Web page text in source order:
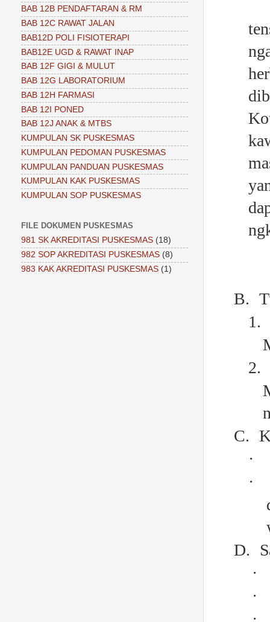
B.
1.
2.
C.
·
·
D.
·
·
BAB 12B PENDAFTARAN & RM
BAB 12C RAWAT JALAN
BAB12D POLI FISIOTERAPI
BAB12E UGD & RAWAT INAP
BAB 12F GIGI & MULUT
BAB 12G LABORATORIUM
BAB 12H FARMASI
BAB 12I PONED
BAB 12J ANAK & MTBS
KUMPULAN SK PUSKESMAS
KUMPULAN PEDOMAN PUSKESMAS
KUMPULAN PANDUAN PUSKESMAS
KUMPULAN KAK PUSKESMAS
KUMPULAN SOP PUSKESMAS
FILE DOKUMEN PUSKESMAS
981 SK AKREDITASI PUSKESMAS (18)
982 SOP AKREDITASI PUSKESMAS (8)
983 KAK AKREDITASI PUSKESMAS (1)